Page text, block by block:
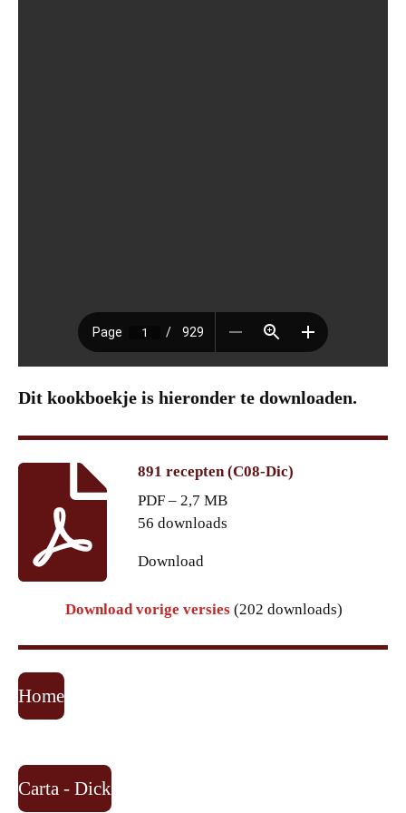
Dit kookboekje is hieronder te downloaden.
891 recepten (C08-Dic)
PDF – 2,7 MB
56 downloads
Download
Download vorige versies (202 downloads)
Home
Carta - Dick